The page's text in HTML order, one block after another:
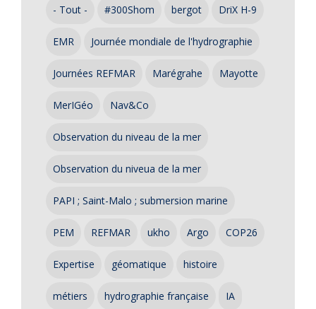
- Tout - #300Shom bergot DriX H-9
EMR Journée mondiale de l'hydrographie
Journées REFMAR Marégrahe Mayotte
MerIGéo Nav&Co
Observation du niveau de la mer
Observation du niveua de la mer
PAPI ; Saint-Malo ; submersion marine
PEM REFMAR ukho Argo COP26
Expertise géomatique histoire
métiers hydrographie française IA